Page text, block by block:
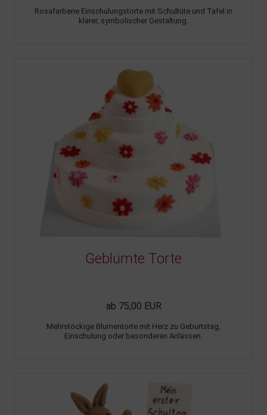
Rosafarbene Einschulungstorte mit Schultüte und Tafel in
klarer, symbolischer Gestaltung.
Geblümte Torte
ab 75,00 EUR
Mehrstöckige Blumentorte mit Herz zu Geburtstag,
Einschulung oder besonderen Anlässen.